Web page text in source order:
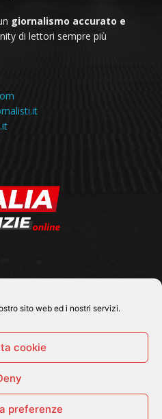
sito web ed i nostri servizi.
cookie
preferenze
giornalismo accurato e
di lettori sempre più
Notizie .online |
Economia